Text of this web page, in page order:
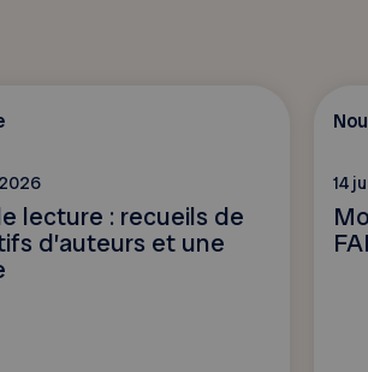
lecture : recueils de
d’auteurs et une
14